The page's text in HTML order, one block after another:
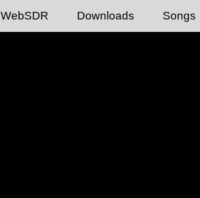
WebSDR Downloads Songs